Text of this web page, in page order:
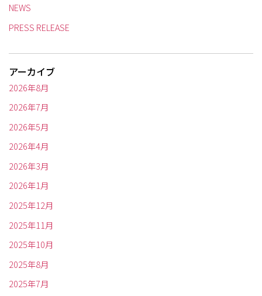
NEWS
PRESS RELEASE
アーカイブ
2026年8月
2026年7月
2026年5月
2026年4月
2026年3月
2026年1月
2025年12月
2025年11月
2025年10月
2025年8月
2025年7月